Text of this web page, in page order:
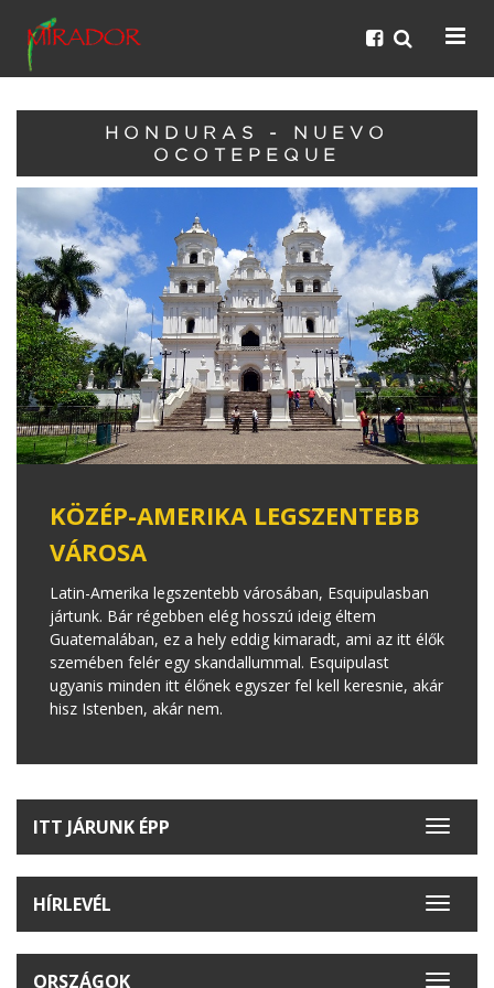
HONDURAS - NUEVO
OCOTEPEQUE
KÖZÉP-AMERIKA LEGSZENTEBB
VÁROSA
Latin-Amerika legszentebb városában, Esquipulasban
jártunk. Bár régebben elég hosszú ideig éltem
Guatemalában, ez a hely eddig kimaradt, ami az itt élők
szemében felér egy skandallummal. Esquipulast
ugyanis minden itt élőnek egyszer fel kell keresnie, akár
hisz Istenben, akár nem.
Toggle
ITT JÁRUNK ÉPP
Toggle
HÍRLEVÉL
Toggle
ORSZÁGOK